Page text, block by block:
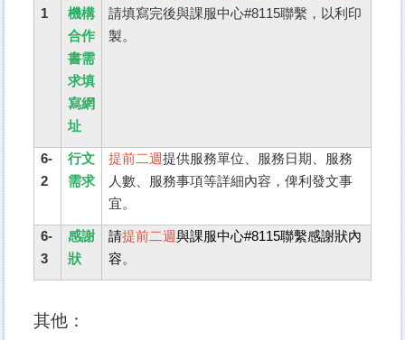
1
機構
合作
書需
求填
寫網
址
請填寫完後與課服中心#8115聯繫，以利印
製。
6-
2
行文
需求
提前二週提供服務單位、服務日期、服務
人數、服務事項等詳細內容，俾利發文事
宜。
6-
3
感謝
狀
請提前二週與課服中心#8115聯繫感謝狀內
容。
其他：